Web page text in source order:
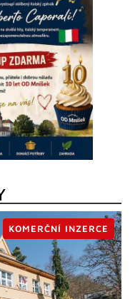
KOMERČNÍ INZERCE